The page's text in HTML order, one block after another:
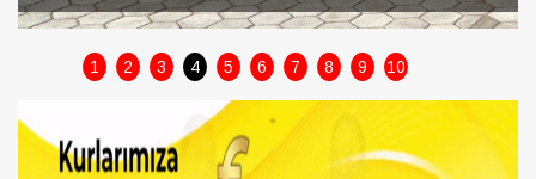
1 2 3 4 5 6 7 8 9 10